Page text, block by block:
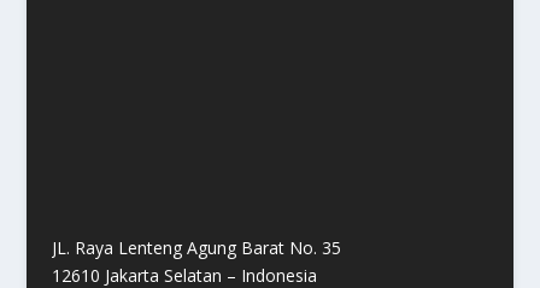
JL. Raya Lenteng Agung Barat No. 35
12610 Jakarta Selatan – Indonesia